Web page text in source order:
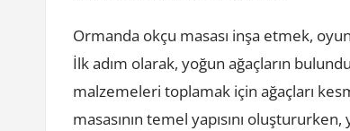
Ormanda okçu masası inşa etmek,
İlk adım olarak, yoğun ağaçların
malzemeleri toplamak için ağaçları
masasının temel yapısını